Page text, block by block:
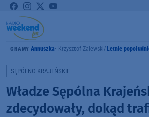
GRAMY Annuszka Krzysztof Zalewski Letnie
SĘPÓLNO KRAJEŃSKIE
Władze Sępólna
zdecydowały, dokąd